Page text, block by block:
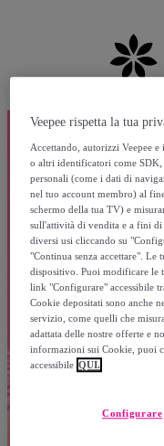
Veepee rispetta la tua
Accettando, autorizzi Veepee
o altri identificatori come
personali (come i dati di
nel tuo account membro) al
schermo della tua TV) e
sull'attività di vendita e a fini
diversi usi cliccando su
"Continua senza accettare". Le
dispositivo. Puoi modificare le
link "Configurare" accessibile
Cookie depositati sono anche
servizio, come quelli che
adattata delle nostre offerte e
informazioni sui Cookie, puoi
accessibile QUI.
Configurare